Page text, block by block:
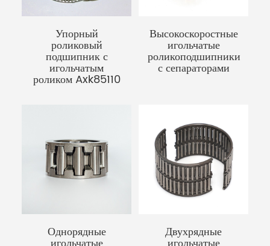
Упорный
роликовый
подшипник с
игольчатым
роликом Axk85110
Высокоскоростные
игольчатые
роликоподшипники
с сепараторами
Однорядные Двухрядные